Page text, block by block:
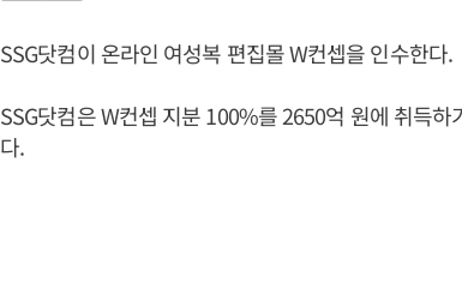
SSG닷컴이 온라인 여성복 편집몰 W컨셉을 인수한다.
SSG닷컴은 W컨셉 지분 100%를 2650억 원에 취득
다.